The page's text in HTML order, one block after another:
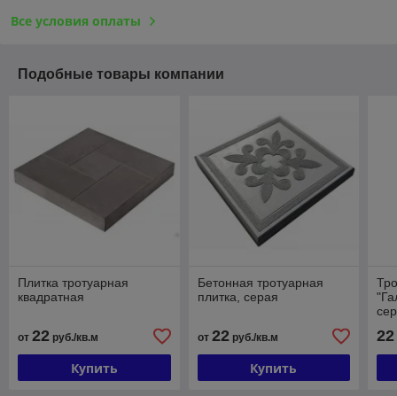
Все условия оплаты
Подобные товары компании
Плитка тротуарная
квадратная
от 22 руб./кв.м
Купить
Бетонная тротуарная
плитка, серая
от 22руб./кв.м
Купить
22